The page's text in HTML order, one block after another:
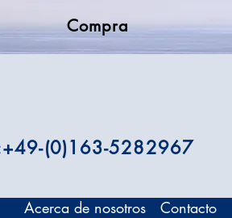
Compra
(0)163-5282967
Acerca de nosotros Contacto